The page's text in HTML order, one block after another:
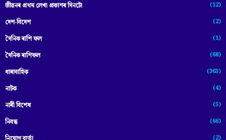
জীৱনৰ প্ৰথম লেখা প্ৰকাশৰ দিনটো (12)
দেশ-বিদেশ (2)
দৈনিক ৰাশি ফল (1)
দৈনিক ৰাশিফল (68)
ধাৰাবাহিক (363)
নাটক (4)
নাৰী বিশেষ (5)
নিবন্ধ (66)
(2)